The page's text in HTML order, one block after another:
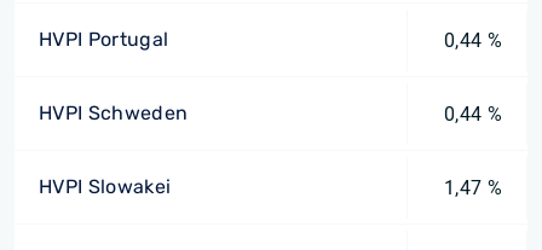
HVPI Portugal 0,44 %
HVPI Schweden 0,44 %
HVPI Slowakei 1,47 %